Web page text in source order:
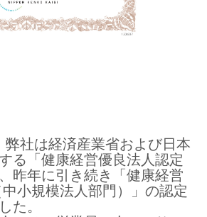
社は経済産業省および日本
る「健康経営優良法人認定
昨年に引き続き「健康経営
小規模法人部門）」の認定
た。